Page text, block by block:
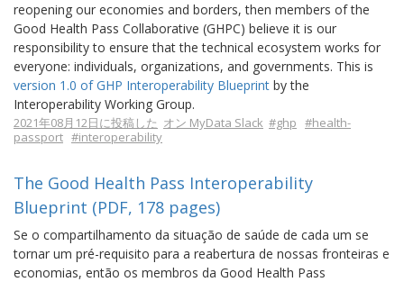
reopening our economies and borders, then members of the
Good Health Pass Collaborative (GHPC) believe it is our
responsibility to ensure that the technical ecosystem works for
everyone: individuals, organizations, and governments. This is
version 1.0 of GHP Interoperability Blueprint by the
Interoperability Working Group.
2021年08月12日に投稿した オン MyData Slack #ghp #health-
passport #interoperability
The Good Health Pass Interoperability
Blueprint (PDF, 178 pages)
Se o compartilhamento da situação de saúde de cada um se
tornar um pré-requisito para a reabertura de nossas fronteiras e
economias, então os membros da Good Health Pass